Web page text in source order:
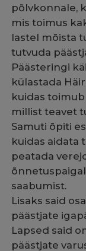
põlvkonnale,
mis toimus
lastel mõista
tutvuda
Päästeringi
külastada
kuidas
millist teavet
Samuti õpiti
kuidas aidata
peatada
saabumist.
Lisaks said
päästjate
Lapsed said
päästjate